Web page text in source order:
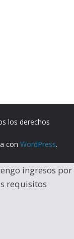
los derechos
con WordPress.
ingresos por
requisitos